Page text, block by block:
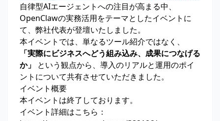
自律型AIエージェントへの注目が高まる中、
OpenClawの実務活用をテーマとしたイベントに
て、弊社代表が登壇いたしました。
本イベントでは、単なるツール紹介ではなく、
「実際にビジネスへどう組み込み、成果につなげる
か」
という観点から、導入のリアルと運用のポイ
ントについて共有させていただきました。
イベント概要
本イベントは終了しております。
イベント詳細はこちら：